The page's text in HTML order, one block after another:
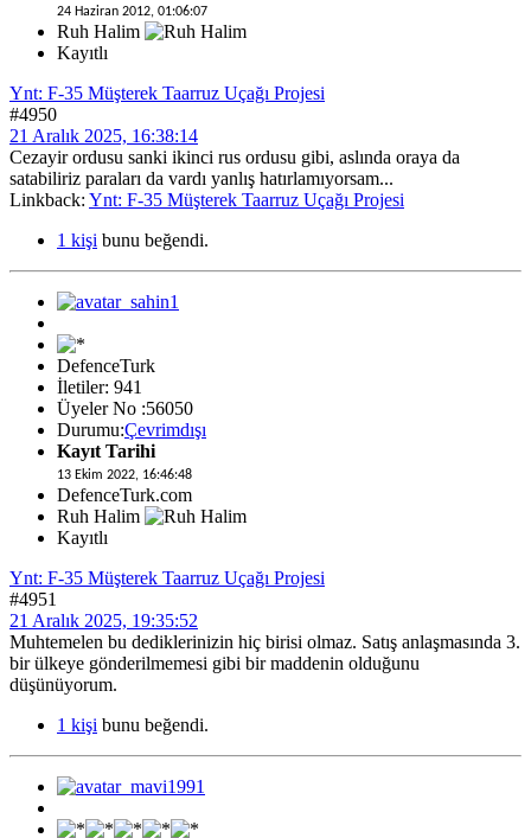
24 Haziran 2012, 01:06:07
Ruh Halim
Kayıtlı
Ynt: F-35 Müşterek Taarruz Uçağı Projesi
#4950
21 Aralık 2025, 16:38:14
Cezayir ordusu sanki ikinci rus ordusu gibi, aslında oraya da
satabiliriz paraları da vardı yanlış hatırlamıyorsam...
Linkback: Ynt: F-35 Müşterek Taarruz Uçağı Projesi
1 kişi bunu beğendi.
DefenceTurk
İletiler: 941
Üyeler No :56050
Durumu:Çevrimdışı
Kayıt Tarihi
13 Ekim 2022, 16:46:48
DefenceTurk.com
Ruh Halim
Kayıtlı
Ynt: F-35 Müşterek Taarruz Uçağı Projesi
#4951
21 Aralık 2025, 19:35:52
Muhtemelen bu dediklerinizin hiç birisi olmaz. Satış anlaşmasında 3.
bir ülkeye gönderilmemesi gibi bir maddenin olduğunu
düşünüyorum.
1 kişi bunu beğendi.